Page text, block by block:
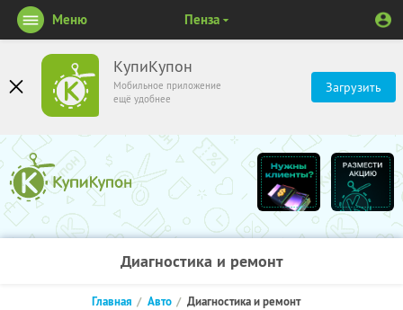
КупиКупон
Мобильное приложение
ещё удобнее
Загрузить
Меню Пенза
Диагностика и ремонт
Главная Авто Диагностика и ремонт